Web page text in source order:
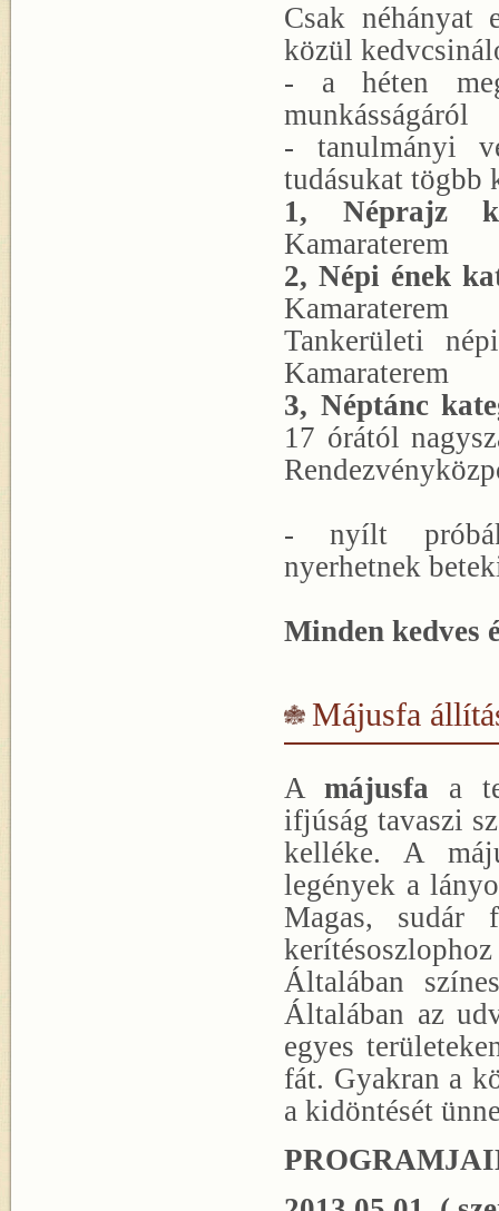
Csak néhányat
közül
- a héten
munkásságáról
- tanulmányi
tudásukat tögbb
1, Néprajz
Kamaraterem
2, Népi ének
Kamaraterem
Tankerületi
Kamaraterem
3, Néptánc
17 órától
- nyílt
nyerhetnek
Minden kedves
Májusfa
A májusfa a
ifjúság tavaszi
kelléke. A
legények a
Magas, sudár
Általában
Általában az
egyes
fát. Gyakran a
a kidöntését